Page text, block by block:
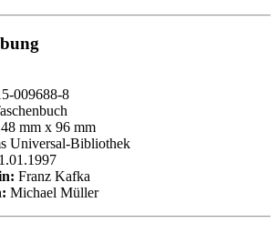
009688-8
mm x 96 mm
Universal-Bibliothek
Franz Kafka
Michael Müller